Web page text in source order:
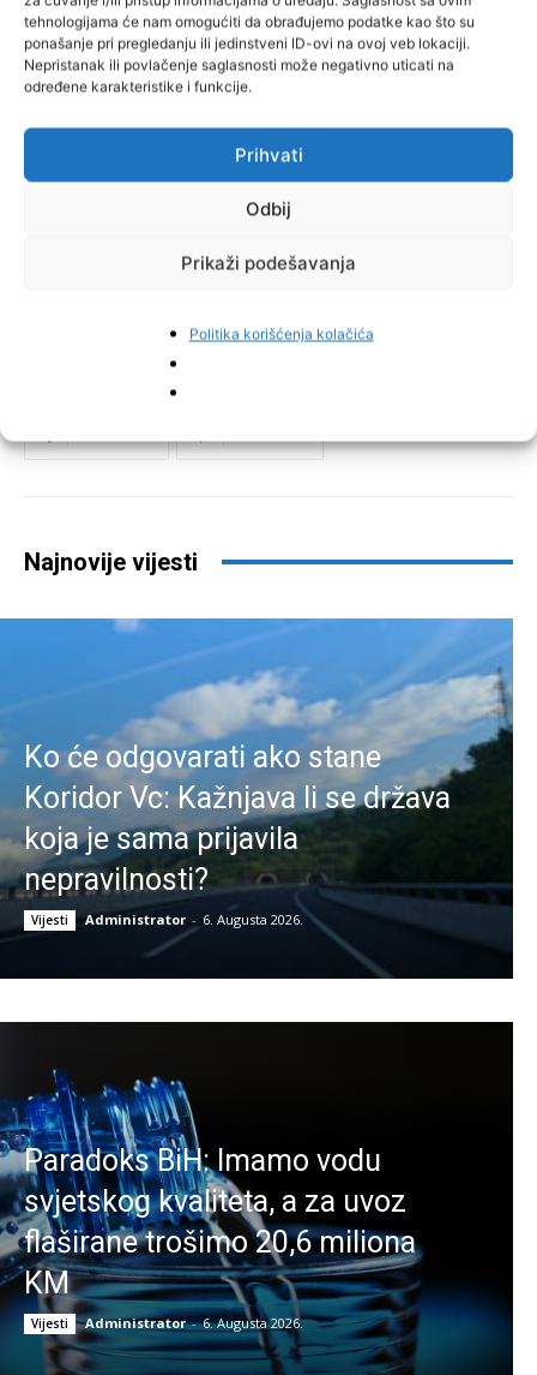
tehnologijama će nam omogućiti da obrađujemo podatke kao što su
ponašanje pri pregledanju ili jedinstveni ID-ovi na ovoj veb lokaciji.
Nepristanak ili povlačenje saglasnosti može negativno uticati na
određene karakteristike i funkcije.
Prihvati
Odbij
Prikaži podešavanja
Politika korišćenja kolačića
Najnovije vijesti
Ko će odgovarati ako stane
Koridor Vc: Kažnjava li se država
koja je sama prijavila
nepravilnosti?
Vijesti Administrator - 6. Augusta 2026.
Paradoks BiH: Imamo vodu
svjetskog kvaliteta, a za uvoz
flaširane trošimo 20,6 miliona
KM
Vijesti Administrator - 6. Augusta 2026.